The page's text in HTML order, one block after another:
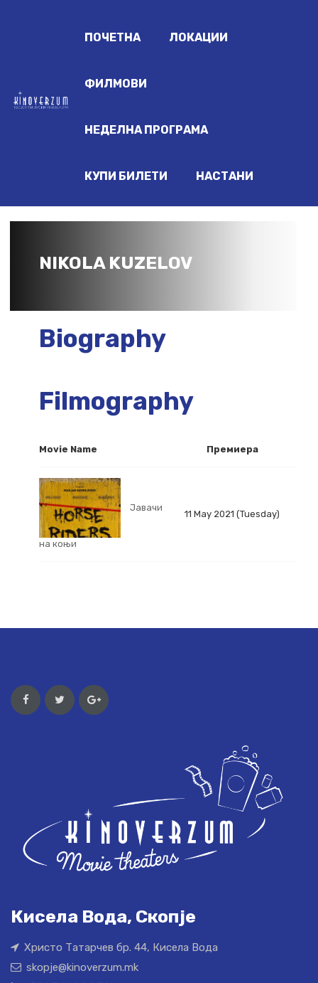
ПОЧЕТНА ЛОКАЦИИ
ФИЛМОВИ
НЕДЕЛНА ПРОГРАМА
КУПИ БИЛЕТИ НАСТАНИ
NIKOLA KUZELOV
Biography
Filmography
Movie Name Премиера
Јавачи
на коњи
11 May 2021 (Tuesday)
Кисела Вода, Скопје
Христо Татарчев бр. 44, Кисела Вода
skopje@kinoverzum.mk